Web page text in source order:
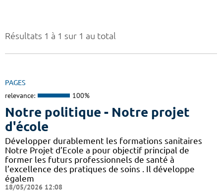
Résultats 1 à 1 sur 1 au total
PAGES
relevance: 100%
Notre politique - Notre projet
d'école
Développer durablement les formations sanitaires
Notre Projet d’Ecole a pour objectif principal de
former les futurs professionnels de santé à
l’excellence des pratiques de soins . Il développe
égalem
18/05/2026 12:08